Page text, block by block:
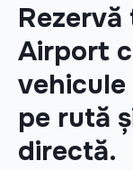
Airport
pe rută
directă.